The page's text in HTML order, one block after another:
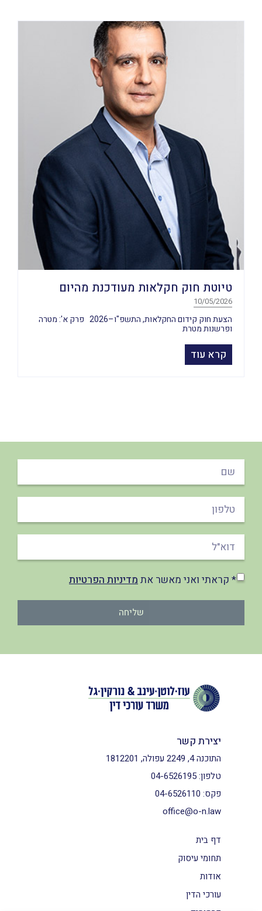
טיוטת חוק חקלאות מעודכנת מהיום
10/05/2026
הצעת חוק קידום החקלאות, התשפ"ו–2026 פרק א': מטרה
ופרשנות מטרת
קרא עוד
* קראתי ואני מאשר אתמדיניות הפרטיות
שליחה
דף בית
תחומי עיסוק
אודות
עורכי הדין
יצירת קשר
התוכנה 4, 2249 עפולה, 1812201
טלפון:04-6526195
פקס: 04-6526110
office@o-n.law